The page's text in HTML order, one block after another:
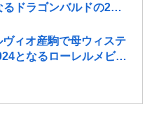
ドラゴンバルドの2歳
ヴィオ産駒で母ウィステ
となるローレルメビウ